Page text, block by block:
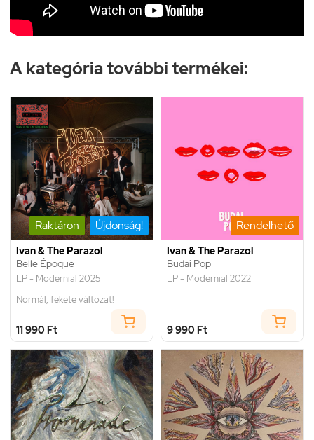
A kategória további termékei:
Raktáron Újdonság!
Ivan & The Parazol
Belle Époque
LP - Modernial 2025
Normál, fekete változat!
11 990 Ft
Rendelhető
Ivan & The Parazol
Budai Pop
LP - Modernial 2022
9 990 Ft